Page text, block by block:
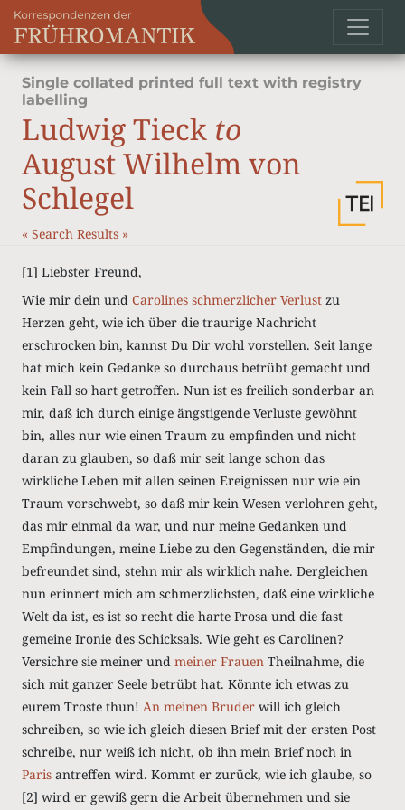
Single collated printed full text with registry
labelling
Ludwig Tieck to
August Wilhelm von
Schlegel
« Search Results »
[1] Liebster Freund,
Wie mir dein und Carolines schmerzlicher Verlust zu
Herzen geht, wie ich über die traurige Nachricht
erschrocken bin, kannst Du Dir wohl vorstellen. Seit lange
hat mich kein Gedanke so durchaus betrübt gemacht und
kein Fall so hart getroffen. Nun ist es freilich sonderbar an
mir, daß ich durch einige ängstigende Verluste gewöhnt
bin, alles nur wie einen Traum zu empfinden und nicht
daran zu glauben, so daß mir seit lange schon das
wirkliche Leben mit allen seinen Ereignissen nur wie ein
Traum vorschwebt, so daß mir kein Wesen verlohren geht,
das mir einmal da war, und nur meine Gedanken und
Empfindungen, meine Liebe zu den Gegenständen, die mir
befreundet sind, stehn mir als wirklich nahe. Dergleichen
nun erinnert mich am schmerzlichsten, daß eine wirkliche
Welt da ist, es ist so recht die harte Prosa und die fast
gemeine Ironie des Schicksals. Wie geht es Carolinen?
Versichre sie meiner und meiner Frauen Theilnahme, die
sich mit ganzer Seele betrübt hat. Könnte ich etwas zu
eurem Troste thun! An meinen Bruder will ich gleich
schreiben, so wie ich gleich diesen Brief mit der ersten Post
schreibe, nur weiß ich nicht, ob ihn mein Brief noch in
Paris antreffen wird. Kommt er zurück, wie ich glaube, so
[2] wird er gewiß gern die Arbeit übernehmen und sie